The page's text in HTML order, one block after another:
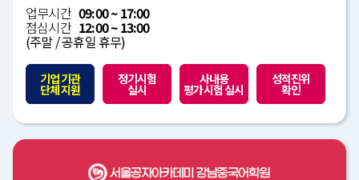
업무시간 09:00 ~ 17:00
점심시간 12:00 ~ 13:00
(주말 / 공휴일 휴무)
기업 기관
단체 지원
정기시험
실시
사내용
평가시험 실시
성적진위
확인